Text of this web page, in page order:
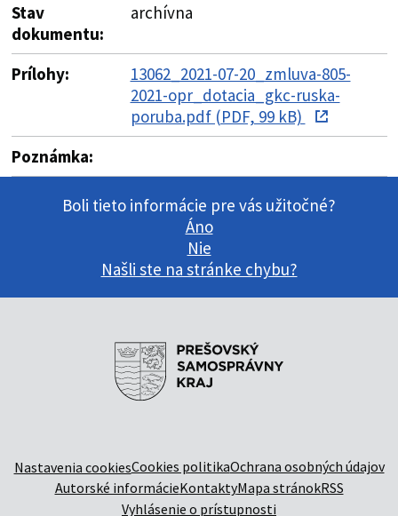
Stav
dokumentu:
archívna
Prílohy:
13062_2021-07-20_zmluva-805-
2021-opr_dotacia_gkc-ruska-
poruba.pdf (PDF, 99 kB)
Poznámka:
Boli tieto informácie pre vás užitočné?
Áno
Nie
Našli ste na stránke chybu?
Nastavenia cookiesCookies politikaOchrana osobných údajov
Autorské informácieKontaktyMapa stránokRSS
Vyhlásenie o prístupnosti